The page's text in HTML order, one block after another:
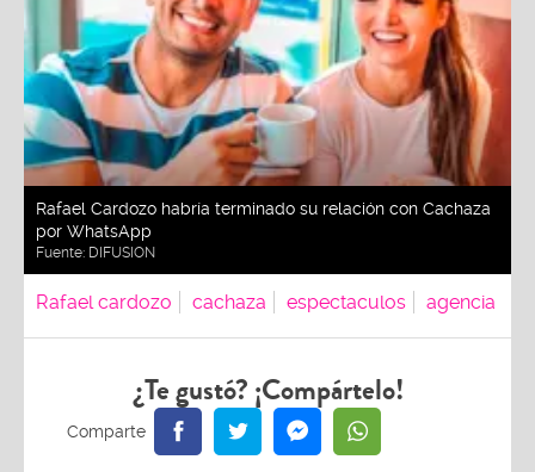
Rafael Cardozo habría terminado su relación con Cachaza
por WhatsApp
Fuente: DIFUSION
Rafael cardozo cachaza espectaculos agencia
¿Te gustó? ¡Compártelo!